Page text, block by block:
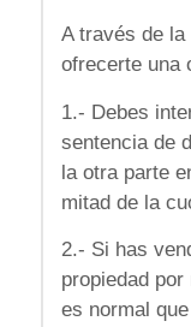
A través de
ofrecerte una
1.- Debes
sentencia de
la otra parte
mitad de la
2.- Si has
propiedad
es normal